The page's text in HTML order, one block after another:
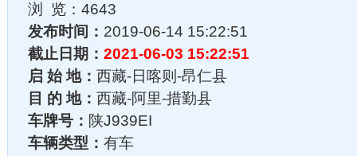
浏 览：4643
发布时间： 2019-06-14 15:22:51
截止日期： 2021-06-03 15:22:51
启 始 地： 西藏-日喀则-昂仁县
目 的 地： 西藏-阿里-措勤县
车牌号： 陕J939EI
车辆类型： 有车